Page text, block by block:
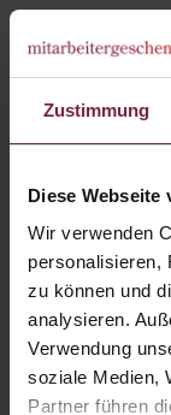
Zustimmung
Diese Webseite
Wir verwenden
personalisieren,
zu können und
analysieren.
Verwendung
soziale Medien,
Partner führen